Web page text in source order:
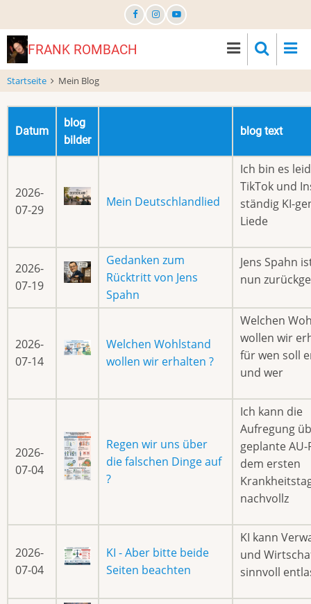
zum
InhaltFRANK ROMBACH
Startseite Mein Blog
Datum
blog
bilder
blog text
2026-
07-29
Mein Deutschlandlied
Ich bin es
TikTok und
ständig KI-
Liede
2026-
07-19
Gedanken zum
Rücktritt von Jens
Spahn
Jens Spahn
nun
2026-
07-14
Welchen Wohlstand
wollen wir erhalten ?
Welchen
wollen wir
für wen soll
und wer
2026-
07-04
Regen wir uns über
die falschen Dinge auf
?
Ich kann die
Aufregung
geplante
dem ersten
nachvollz
2026-
07-04
KI - Aber bitte beide
Seiten beachten
KI kann
und
sinnvoll